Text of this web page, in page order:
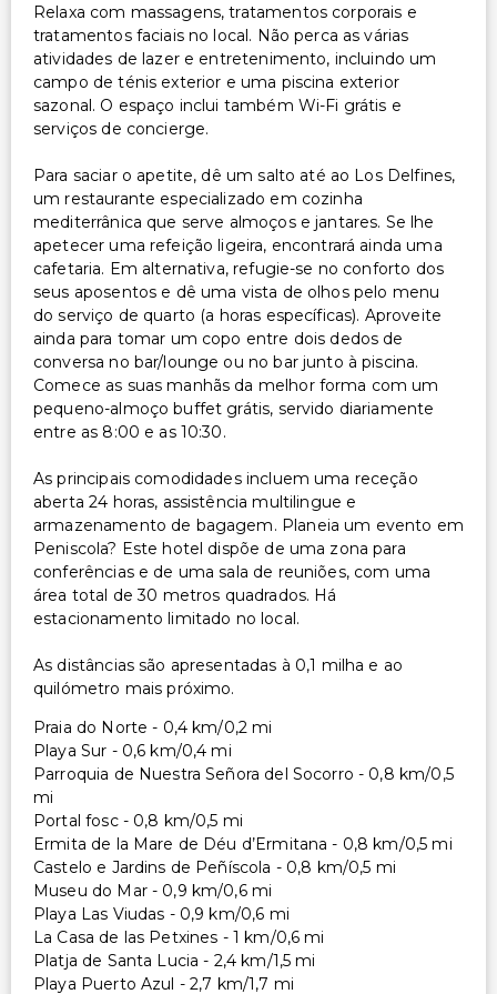
Relaxa com massagens, tratamentos corporais e
tratamentos faciais no local. Não perca as várias
atividades de lazer e entretenimento, incluindo um
campo de ténis exterior e uma piscina exterior
sazonal. O espaço inclui também Wi-Fi grátis e
serviços de concierge.
Para saciar o apetite, dê um salto até ao Los Delfines,
um restaurante especializado em cozinha
mediterrânica que serve almoços e jantares. Se lhe
apetecer uma refeição ligeira, encontrará ainda uma
cafetaria. Em alternativa, refugie-se no conforto dos
seus aposentos e dê uma vista de olhos pelo menu
do serviço de quarto (a horas específicas). Aproveite
ainda para tomar um copo entre dois dedos de
conversa no bar/lounge ou no bar junto à piscina.
Comece as suas manhãs da melhor forma com um
pequeno-almoço buffet grátis, servido diariamente
entre as 8:00 e as 10:30.
As principais comodidades incluem uma receção
aberta 24 horas, assistência multilingue e
armazenamento de bagagem. Planeia um evento em
Peniscola? Este hotel dispõe de uma zona para
conferências e de uma sala de reuniões, com uma
área total de 30 metros quadrados. Há
estacionamento limitado no local.
As distâncias são apresentadas à 0,1 milha e ao
quilómetro mais próximo.
Praia do Norte - 0,4 km/0,2 mi
Playa Sur - 0,6 km/0,4 mi
Parroquia de Nuestra Señora del Socorro - 0,8 km/0,5
mi
Portal fosc - 0,8 km/0,5 mi
Ermita de la Mare de Déu d’Ermitana - 0,8 km/0,5 mi
Castelo e Jardins de Peñíscola - 0,8 km/0,5 mi
Museu do Mar - 0,9 km/0,6 mi
Playa Las Viudas - 0,9 km/0,6 mi
La Casa de las Petxines - 1 km/0,6 mi
Platja de Santa Lucia - 2,4 km/1,5 mi
Playa Puerto Azul - 2,7 km/1,7 mi